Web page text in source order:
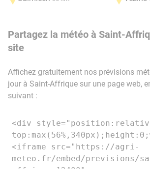
Partagez la météo à Saint-
site
Affichez gratuitement nos prévisions
jour à Saint-Affrique sur une page web,
suivant :